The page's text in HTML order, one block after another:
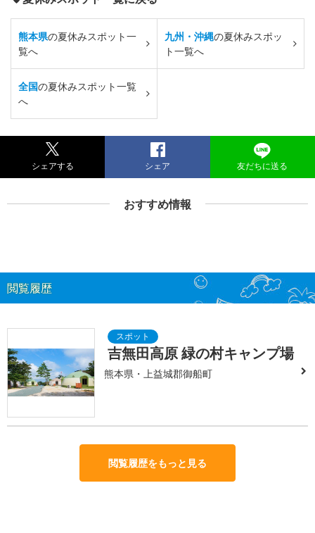
熊本県の夏休みスポット一
覧へ
九州・沖縄の夏休みスポッ
ト一覧へ
全国の夏休みスポット一覧
へ
シェアする シェア 友だちに送る
おすすめ情報
閲覧履歴
吉無田高原 緑の村キャンプ場
熊本県・上益城郡御船町
閲覧履歴をもっと見る